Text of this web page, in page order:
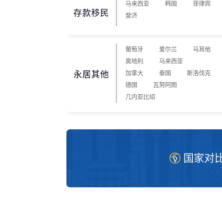
存款移民
马来西亚 韩国
菲律宾
斐济
永居其他
葡萄牙 爱尔兰
马耳他
奥地利
马来西亚
加拿大
泰国
斯洛伐克
德国
瓦努阿图
几内亚比绍
国家对